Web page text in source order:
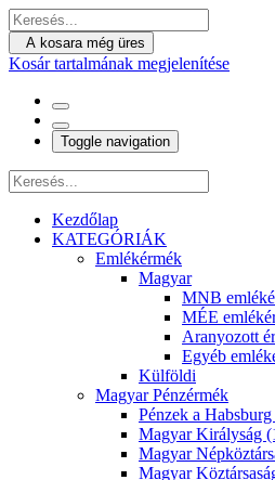
A kosara még üres
Kosár tartalmának megjelenítése
Toggle navigation
Kezdőlap
KATEGÓRIÁK
Emlékérmék
Magyar
MNB
MÉE
Aranyozott
Egyéb
Külföldi
Magyar Pénzérmék
Pénzek a
Magyar Királyság
Magyar
Magyar